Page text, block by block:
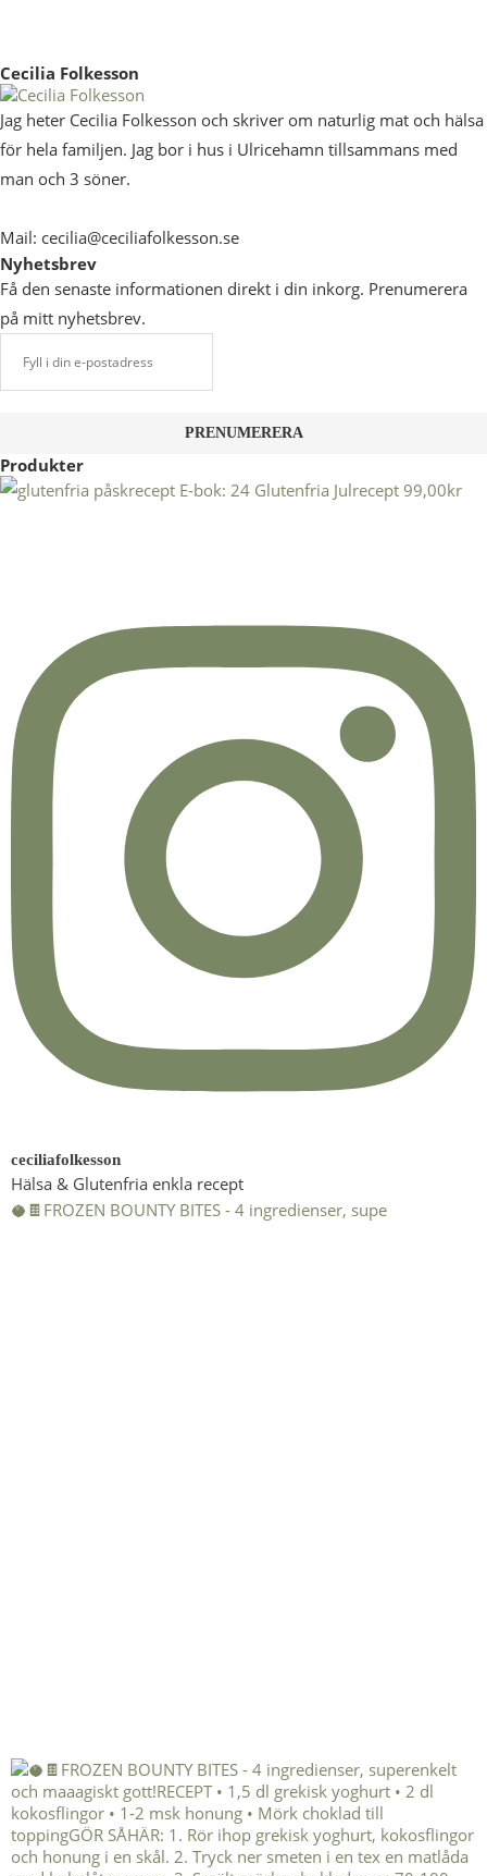
Cecilia Folkesson
Jag heter Cecilia Folkesson och skriver om naturlig mat och hälsa
för hela familjen. Jag bor i hus i Ulricehamn tillsammans med
man och 3 söner.
Mail: cecilia@ceciliafolkesson.se
Nyhetsbrev
Få den senaste informationen direkt i din inkorg. Prenumerera
på mitt nyhetsbrev.
Produkter
E-bok: 24 Glutenfria Julrecept 99,00kr
ceciliafolkesson
Hälsa & Glutenfria enkla recept
🥥🍫FROZEN BOUNTY BITES - 4 ingredienser, supe